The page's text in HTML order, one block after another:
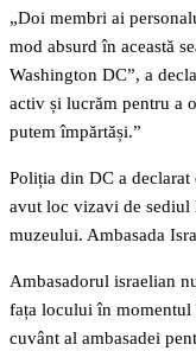
„Doi membri ai
mod absurd în această
Washington DC”, a
activ și lucrăm pentru a
putem împărtăși.”
Poliția din DC a declarat
avut loc vizavi de sediul
muzeului. Ambasada
Ambasadorul israelian
fața locului în momentul
cuvânt al ambasadei